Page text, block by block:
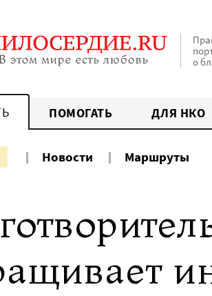
о
ПОМОГАТЬ ДЛЯ НКО
Новости Маршруты